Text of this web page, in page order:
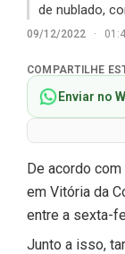
de nublado,
09/12/2022 ·
COMPARTILHE
Enviar no
De acordo
em Vitória da
entre a sexta-
Junto a isso,